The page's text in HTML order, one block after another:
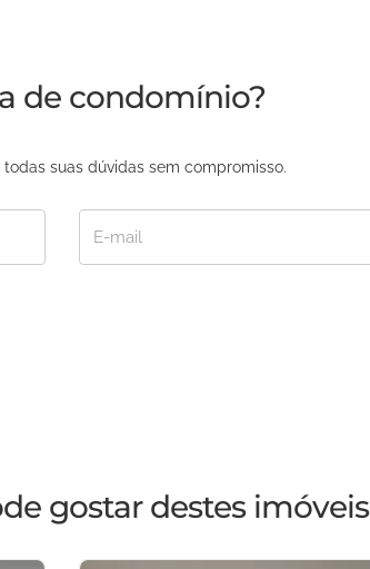
de condomínio?
suas dúvidas sem compromisso.
gostar destes imóveis